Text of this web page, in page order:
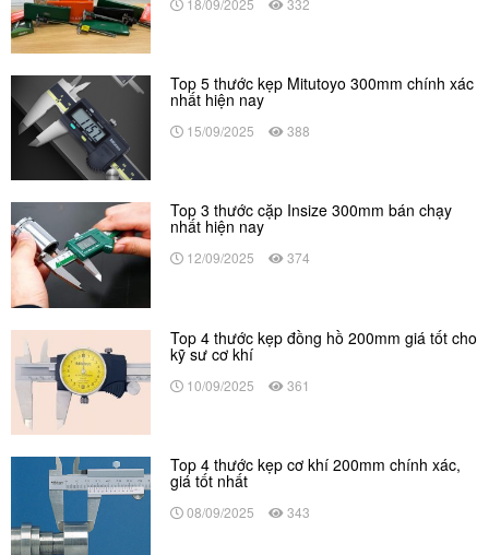
Top 5 thước kẹp Mitutoyo 300mm chính xác
nhất hiện nay
15/09/2025 388
Top 3 thước cặp Insize 300mm bán chạy
nhất hiện nay
12/09/2025 374
Top 4 thước kẹp đồng hồ 200mm giá tốt cho
kỹ sư cơ khí
10/09/2025 361
Top 4 thước kẹp cơ khí 200mm chính xác,
giá tốt nhất
08/09/2025 343